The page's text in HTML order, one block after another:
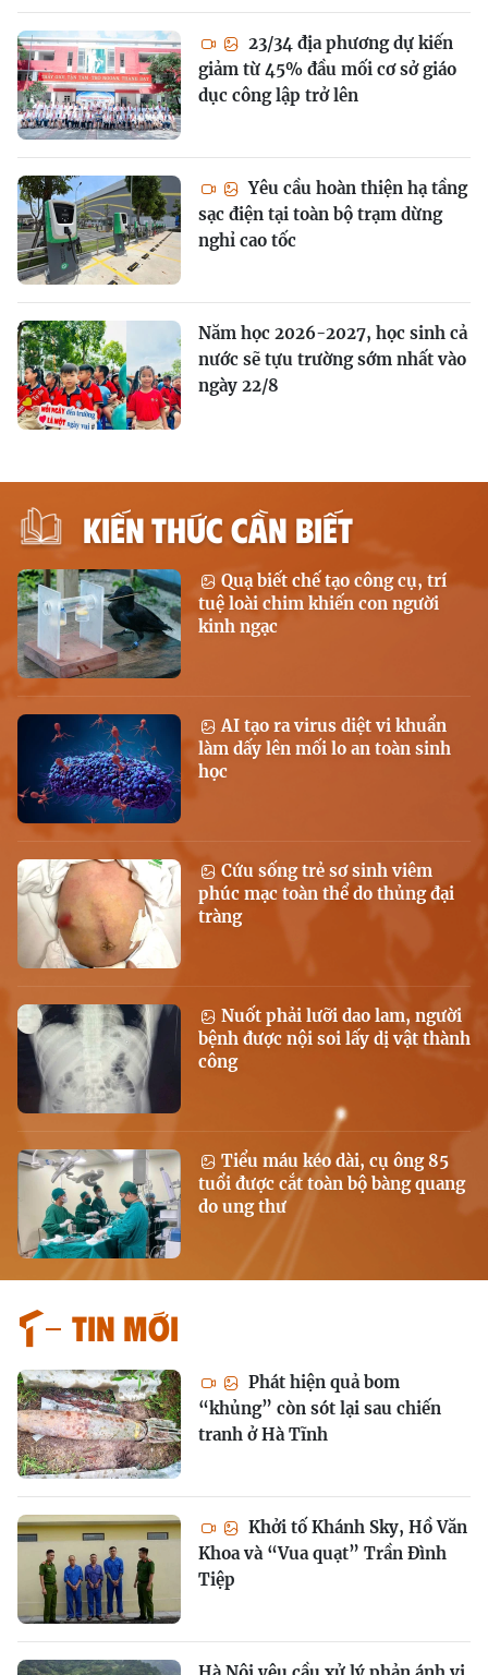
23/34 địa phương dự kiến
giảm từ 45% đầu mối cơ sở giáo
dục công lập trở lên
Yêu cầu hoàn thiện hạ tầng
sạc điện tại toàn bộ trạm dừng
nghỉ cao tốc
Năm học 2026-2027, học sinh cả
nước sẽ tựu trường sớm nhất vào
ngày 22/8
KIẾN THỨC CẦN BIẾT
Quạ biết chế tạo công cụ, trí
tuệ loài chim khiến con người
kinh ngạc
AI tạo ra virus diệt vi khuẩn
làm dấy lên mối lo an toàn sinh
học
Cứu sống trẻ sơ sinh viêm
phúc mạc toàn thể do thủng đại
tràng
Nuốt phải lưỡi dao lam, người
bệnh được nội soi lấy dị vật thành
công
Tiểu máu kéo dài, cụ ông 85
tuổi được cắt toàn bộ bàng quang
do ung thư
Tin mới
Phát hiện quả bom
“khủng” còn sót lại sau chiến
tranh ở Hà Tĩnh
Khởi tố Khánh Sky, Hồ Văn
Khoa và “Vua quạt” Trần Đình
Tiệp